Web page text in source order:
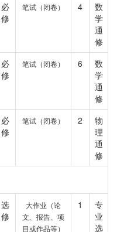
必
修
笔试（闭卷） 4
数
学
通
修
必
修
笔试（闭卷） 6
数
学
通
修
必
修
笔试（闭卷） 2
物
理
通
修
选
修
大作业（论
文、报告、项
目或作品等）
1
专
业
选